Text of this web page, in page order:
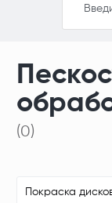
(0)
Покраска